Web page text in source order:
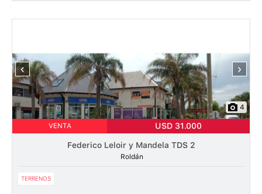
‹ ›
4
VENTA USD 31.000
Federico Leloir y Mandela TDS 2
Roldán
TERRENOS